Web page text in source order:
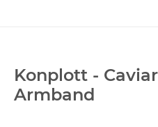
Konplott -
Armband